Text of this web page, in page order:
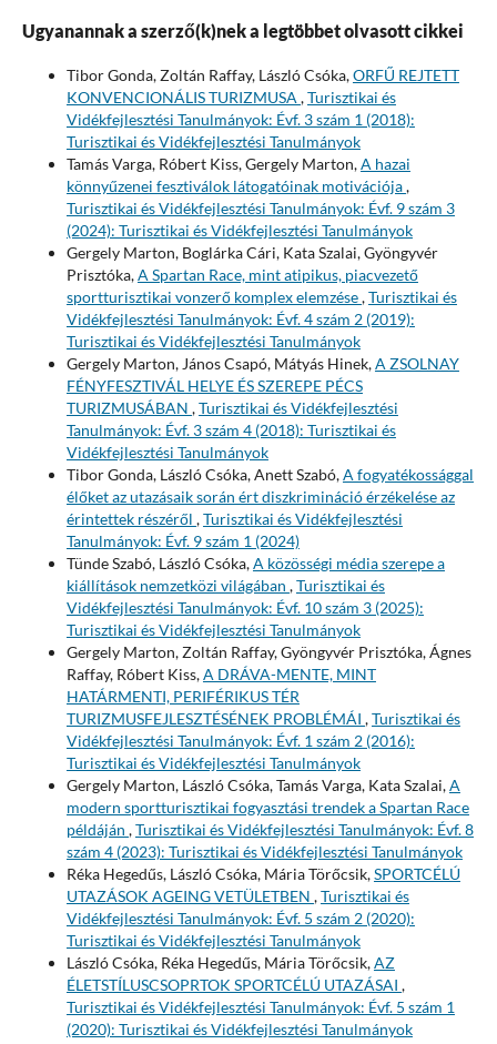
Ugyanannak a szerző(k)nek a legtöbbet olvasott cikkei
Tibor Gonda, Zoltán Raffay, László Csóka,ORFŰ REJTETT
KONVENCIONÁLIS TURIZMUSA ,Turisztikai és
Vidékfejlesztési Tanulmányok: Évf. 3 szám 1 (2018):
Turisztikai és Vidékfejlesztési Tanulmányok
Tamás Varga, Róbert Kiss, Gergely Marton,A hazai
könnyűzenei fesztiválok látogatóinak motivációja,
Turisztikai és Vidékfejlesztési Tanulmányok: Évf. 9 szám 3
(2024): Turisztikai és Vidékfejlesztési Tanulmányok
Gergely Marton, Boglárka Cári, Kata Szalai, Gyöngyvér
Prisztóka,A Spartan Race, mint atipikus, piacvezető
sportturisztikai vonzerő komplex elemzése,Turisztikai és
Vidékfejlesztési Tanulmányok: Évf. 4 szám 2 (2019):
Turisztikai és Vidékfejlesztési Tanulmányok
Gergely Marton, János Csapó, Mátyás Hinek,A ZSOLNAY
FÉNYFESZTIVÁL HELYE ÉS SZEREPE PÉCS
TURIZMUSÁBAN ,Turisztikai és Vidékfejlesztési
Tanulmányok: Évf. 3 szám 4 (2018): Turisztikai és
Vidékfejlesztési Tanulmányok
Tibor Gonda, László Csóka, Anett Szabó,A fogyatékossággal
élőket az utazásaik során ért diszkrimináció érzékelése az
érintettek részéről ,Turisztikai és Vidékfejlesztési
Tanulmányok: Évf. 9 szám 1 (2024)
Tünde Szabó, László Csóka,A közösségi média szerepe a
kiállítások nemzetközi világában ,Turisztikai és
Vidékfejlesztési Tanulmányok: Évf. 10 szám 3 (2025):
Turisztikai és Vidékfejlesztési Tanulmányok
Gergely Marton, Zoltán Raffay, Gyöngyvér Prisztóka, Ágnes
Raffay, Róbert Kiss,A DRÁVA-MENTE, MINT
HATÁRMENTI, PERIFÉRIKUS TÉR
TURIZMUSFEJLESZTÉSÉNEK PROBLÉMÁI ,Turisztikai és
Vidékfejlesztési Tanulmányok: Évf. 1 szám 2 (2016):
Turisztikai és Vidékfejlesztési Tanulmányok
Gergely Marton, László Csóka, Tamás Varga, Kata Szalai,A
modern sportturisztikai fogyasztási trendek a Spartan Race
példáján ,Turisztikai és Vidékfejlesztési Tanulmányok: Évf. 8
szám 4 (2023): Turisztikai és Vidékfejlesztési Tanulmányok
Réka Hegedűs, László Csóka, Mária Törőcsik,SPORTCÉLÚ
UTAZÁSOK AGEING VETÜLETBEN ,Turisztikai és
Vidékfejlesztési Tanulmányok: Évf. 5 szám 2 (2020):
Turisztikai és Vidékfejlesztési Tanulmányok
László Csóka, Réka Hegedűs, Mária Törőcsik,AZ
ÉLETSTÍLUSCSOPRTOK SPORTCÉLÚ UTAZÁSAI ,
Turisztikai és Vidékfejlesztési Tanulmányok: Évf. 5 szám 1
(2020): Turisztikai és Vidékfejlesztési Tanulmányok